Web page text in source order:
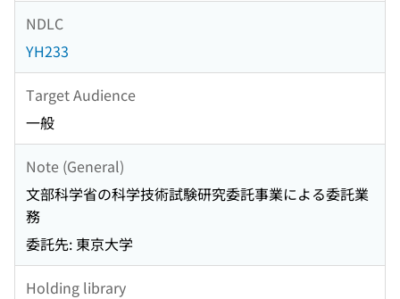
NDLC
YH233
Target Audience
一般
Note (General)
文部科学省の科学技術試験研究委託事業による委託業
務
委託先: 東京大学
Holding library